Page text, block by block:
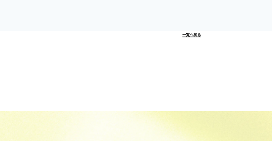
一覧へ戻る